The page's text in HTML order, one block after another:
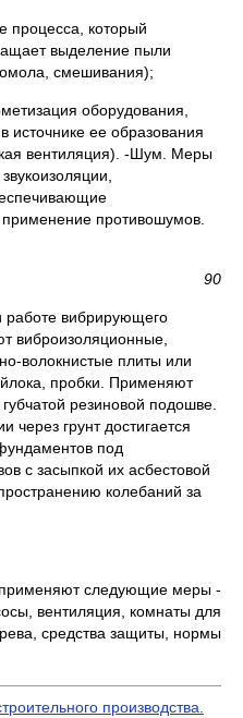
процесса, который
выделение пыли
смешивания);
оборудования,
источнике ее образования
вентиляция). -Шум. Меры
противошумов.
90
вибрирующего
виброизоляционные,
волокнистые плиты или
пробки. Применяют
резиновой подошве.
грунт достигается
под
с засыпкой их асбестовой
колебаний за
следующие меры -
вентиляция, комнаты для
средства защиты, нормы
производства.